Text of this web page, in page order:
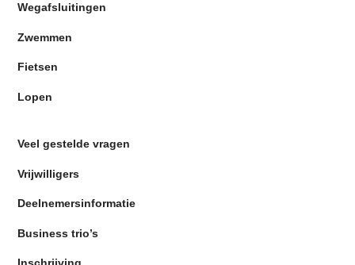
Wegafsluitingen
Zwemmen
Fietsen
Lopen
Veel gestelde vragen
Vrijwilligers
Deelnemersinformatie
Business trio’s